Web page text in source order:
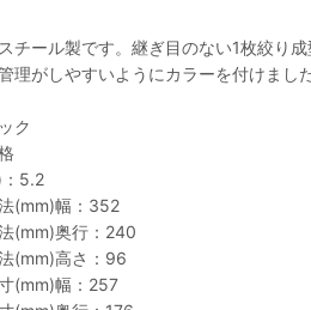
チール製です。継ぎ目のない1枚絞り
理がしやすいようにカラーを付けました
ク
：5.2
(mm)幅：352
(mm)奥行：240
(mm)高さ：96
(mm)幅：257